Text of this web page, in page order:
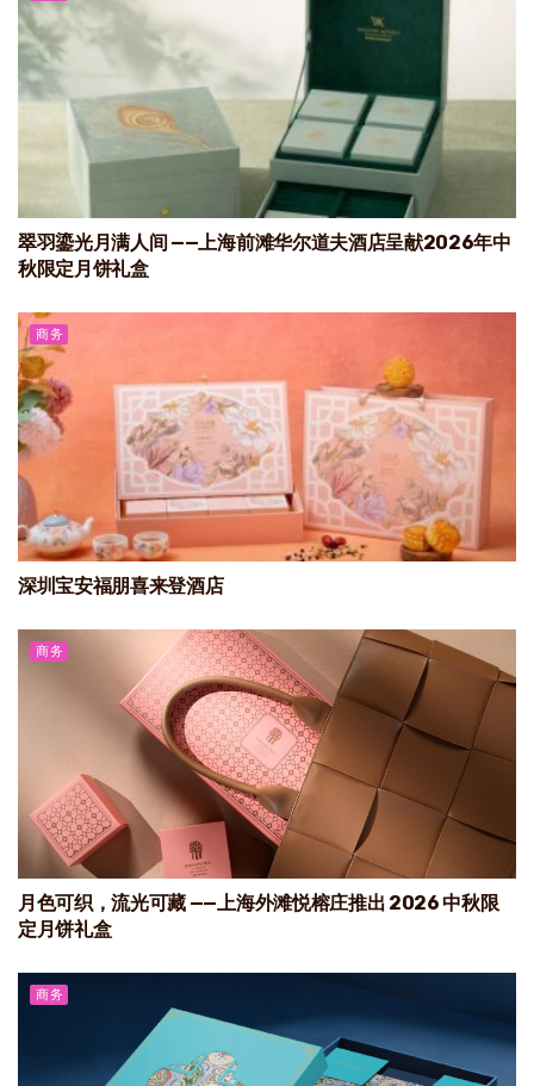
翠羽鎏光月满人间 ——上海前滩华尔道夫酒店呈献2026年中
秋限定月饼礼盒
商务
深圳宝安福朋喜来登酒店
商务
月色可织，流光可藏 ——上海外滩悦榕庄推出 2026 中秋限
定月饼礼盒
商务